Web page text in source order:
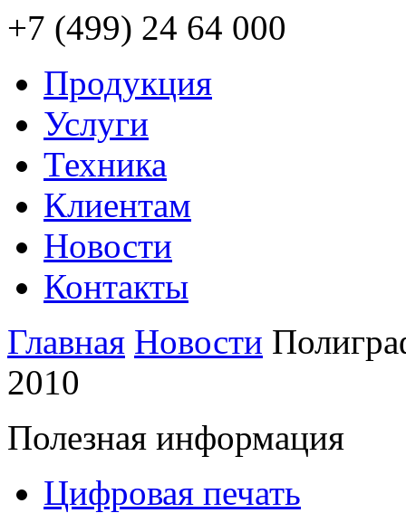
+7 (499) 24 64 000
Продукция
Услуги
Техника
Клиентам
Новости
Контакты
Главная Новости
2010
Полезная информация
Цифровая печать